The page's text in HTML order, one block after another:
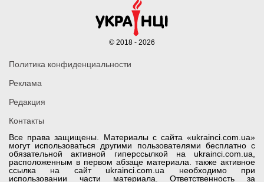
Все права защищены. Материалы с сайта «ukrainci.com.ua»
могут использоваться другими пользователями бесплатно с
обязательной активной гиперссылкой на ukrainci.com.ua,
расположенным в первом абзаце материала. также активное
ссылка на сайт ukrainci.com.ua необходимо при
использовании части материала. Ответственность за
Политика конфиденциальности
Реклама
Редакция
Контакты
© 2018 - 2026